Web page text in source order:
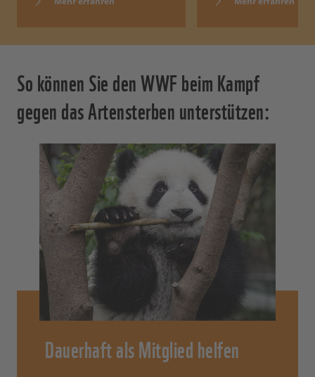
So können Sie den WWF beim Kampf
gegen das Artensterben unterstützen:
Dauerhaft als Mitglied helfen